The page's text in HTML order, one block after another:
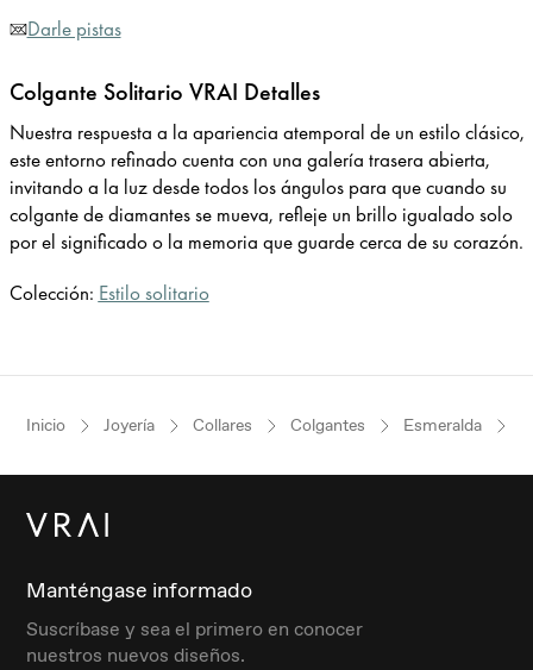
Darle pistas
Colgante Solitario VRAI Detalles
Nuestra respuesta a la apariencia atemporal de un estilo clásico,
este entorno refinado cuenta con una galería trasera abierta,
invitando a la luz desde todos los ángulos para que cuando su
colgante de diamantes se mueva, refleje un brillo igualado solo
por el significado o la memoria que guarde cerca de su corazón.
Colección: Estilo solitario
Inicio Joyería Collares Colgantes Esmeralda
Manténgase informado
Suscríbase y sea el primero en conocer
nuestros nuevos diseños.